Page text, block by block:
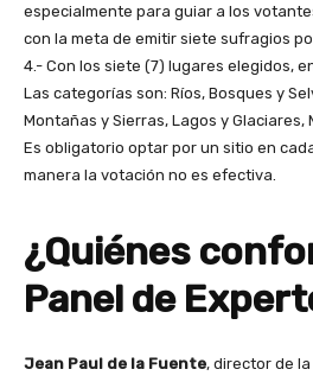
especialmente para guiar a los
con la meta de emitir siete sufragios
4.- Con los siete (7) lugares elegidos,
Las categorías son: Ríos, Bosques y
Montañas y Sierras, Lagos y Glaciares,
Es obligatorio optar por un sitio en
manera la votación no es efectiva.
¿Quiénes
Panel de
Jean Paul de la Fuente, director de